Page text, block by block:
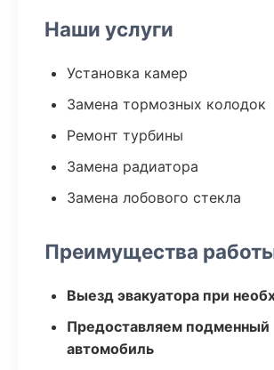
Наши услуги
Установка камер
Замена тормозных колодок
Ремонт турбины
Замена радиатора
Замена лобового стекла
Преимущества
Выезд эвакуатора при
Предоставляем подменный
автомобиль